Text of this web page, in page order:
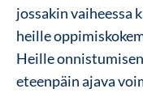
jossakin vaiheessa
heille
Heille
eteenpäin ajava